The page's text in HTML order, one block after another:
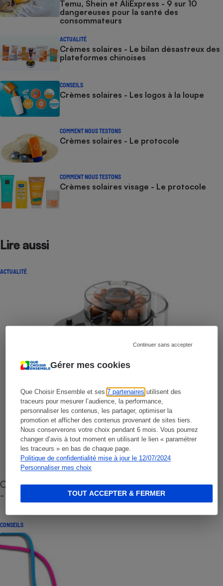
Gérer mes cookies
Que Choisir Ensemble et ses7 partenaires utilisent des
traceurs pour mesurer l’audience, la performance,
personnaliser les contenus, les partager, optimiser la
promotion et afficher des contenus provenant de sites tiers.
Nous conserverons votre choix pendant 6 mois. Vous pourrez
changer d’avis à tout moment en utilisant le lien « paramétrer
les traceurs » en bas de chaque page.
Politique de confidentialité mise à jour le 12/07/2024
Personnaliser mes choix
Continuer sans accepter
TOUT ACCEPTER & FERMER
Temu, Shein et AliExpress - 9 sur 10
dangereuses pour la santé des
consommateurs
ACTUALITÉ
Crèmes solaires - Le bilan désastreux des
plateformes chinoises
CONSEILS
Crèmes solaires - Les logos à la loupe
COMMENT NOUS TESTONS
Crèmes solaires - Le protocole
COMMENT NOUS TESTONS
Crèmes solaires visage - Le protocole
Lire aussi
ACTUALITÉ
Cafetière à capsules zéro déchet CoffeeB (vidéo)
- Premières impressions
CONSEILS